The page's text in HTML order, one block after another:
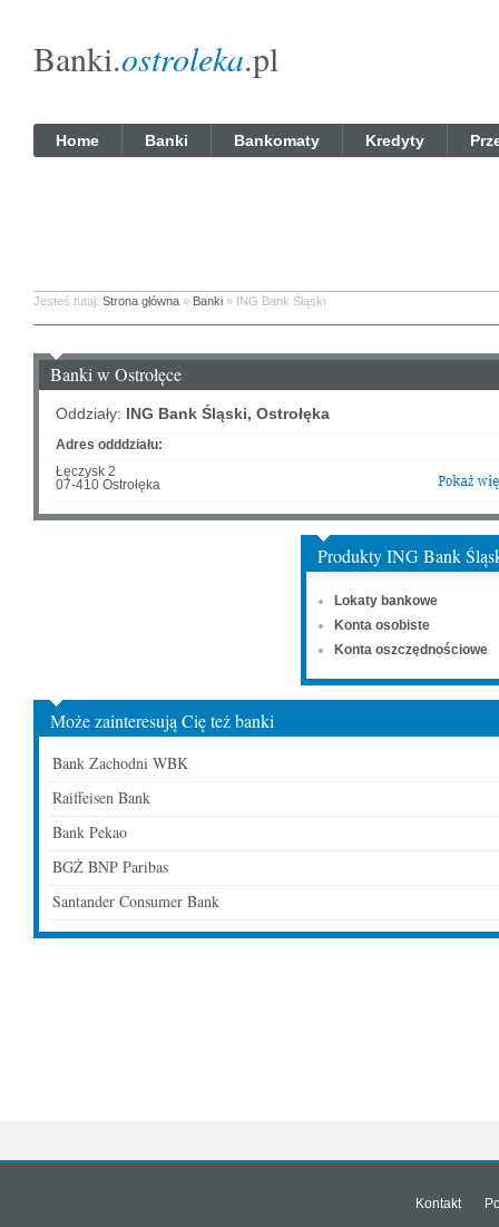
Banki.ostroleka.pl
Home Banki Bankomaty Kredyty
Jesteś tutaj: Strona główna » Banki » ING Bank Śląski
Banki w Ostrołęce
Oddziały: ING Bank Śląski, Ostrołęka
Adres odddziału:
Łęczysk 2
07-410 Ostrołęka
Produkty ING Bank
Lokaty bankowe
Konta osobiste
Konta oszczędnościowe
Może zainteresują Cię też banki
Bank Zachodni WBK
Raiffeisen Bank
Bank Pekao
BGŻ BNP Paribas
Santander Consumer Bank
Kontakt